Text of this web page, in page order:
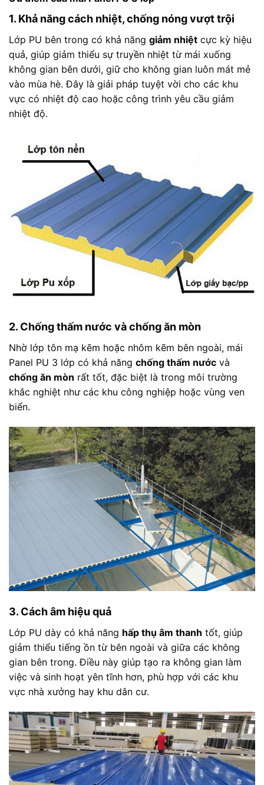
1. Khả năng cách nhiệt, chống nóng vượt trội
Lớp PU bên trong có khả năng giảm nhiệt cực kỳ hiệu
quả, giúp giảm thiểu sự truyền nhiệt từ mái xuống
không gian bên dưới, giữ cho không gian luôn mát mẻ
vào mùa hè. Đây là giải pháp tuyệt vời cho các khu
vực có nhiệt độ cao hoặc công trình yêu cầu giảm
nhiệt độ.
2. Chống thấm nước và chống ăn mòn
Nhờ lớp tôn mạ kẽm hoặc nhôm kẽm bên ngoài, mái
Panel PU 3 lớp có khả năng chống thấm nước và
chống ăn mòn rất tốt, đặc biệt là trong môi trường
khắc nghiệt như các khu công nghiệp hoặc vùng ven
biển.
3. Cách âm hiệu quả
Lớp PU dày có khả năng hấp thụ âm thanh tốt, giúp
giảm thiểu tiếng ồn từ bên ngoài và giữa các không
gian bên trong. Điều này giúp tạo ra không gian làm
việc và sinh hoạt yên tĩnh hơn, phù hợp với các khu
vực nhà xưởng hay khu dân cư.